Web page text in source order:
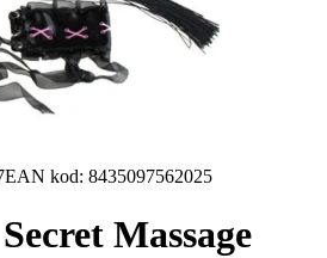
EAN kod: 8435097562025
Massage